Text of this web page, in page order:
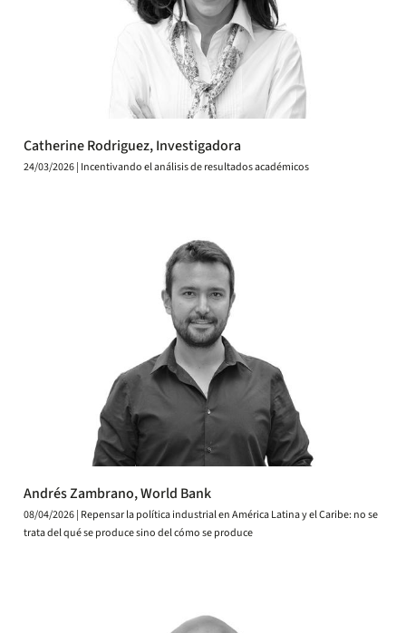
Catherine Rodriguez, Investigadora
24/03/2026 | Incentivando el análisis de resultados académicos
Andrés Zambrano, World Bank
08/04/2026 | Repensar la política industrial en América Latina y el Caribe: no se
trata del qué se produce sino del cómo se produce